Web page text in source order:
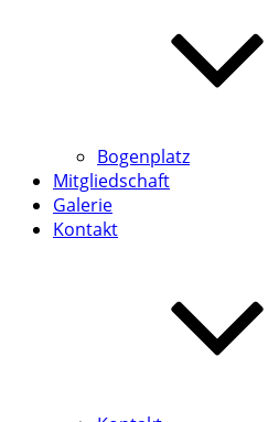
Bogenplatz
Mitgliedschaft
Galerie
Kontakt